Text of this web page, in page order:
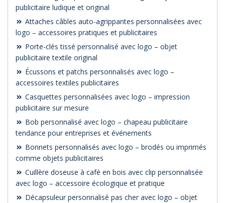
publicitaire ludique et original
Attaches câbles auto-agrippantes personnalisées avec
logo – accessoires pratiques et publicitaires
Porte-clés tissé personnalisé avec logo – objet
publicitaire textile original
Écussons et patchs personnalisés avec logo –
accessoires textiles publicitaires
Casquettes personnalisées avec logo – impression
publicitaire sur mesure
Bob personnalisé avec logo – chapeau publicitaire
tendance pour entreprises et événements
Bonnets personnalisés avec logo – brodés ou imprimés
comme objets publicitaires
Cuillère doseuse à café en bois avec clip personnalisée
avec logo – accessoire écologique et pratique
Décapsuleur personnalisé pas cher avec logo – objet